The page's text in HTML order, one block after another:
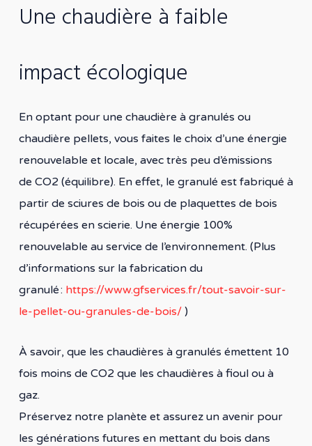
Une chaudière à faible
impact écologique
En optant pour une chaudière à granulés ou
chaudière pellets, vous faites le choix d’une énergie
renouvelable et locale, avec très peu d’émissions
de CO2 (équilibre). En effet, le granulé est fabriqué à
partir de sciures de bois ou de plaquettes de bois
récupérées en scierie. Une énergie 100%
renouvelable au service de l’environnement. (Plus
d’informations sur la fabrication du
granulé : https://www.gfservices.fr/tout-savoir-sur-
le-pellet-ou-granules-de-bois/)
À savoir, que les chaudières à granulés émettent 10
fois moins de CO2 que les chaudières à fioul ou à
gaz.
Préservez notre planète et assurez un avenir pour
les générations futures en mettant du bois dans